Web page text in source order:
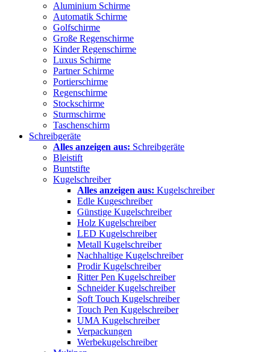
Aluminium Schirme
Automatik Schirme
Golfschirme
Große Regenschirme
Kinder Regenschirme
Luxus Schirme
Partner Schirme
Portierschirme
Regenschirme
Stockschirme
Sturmschirme
Taschenschirm
Schreibgeräte
Alles anzeigen aus: Schreibgeräte
Bleistift
Buntstifte
Kugelschreiber
Alles anzeigen aus: Kugelschreiber
Edle Kugeschreiber
Günstige Kugelschreiber
Holz Kugelschreiber
LED Kugelschreiber
Metall Kugelschreiber
Nachhaltige Kugelschreiber
Prodir Kugelschreiber
Ritter Pen Kugelschreiber
Schneider Kugelschreiber
Soft Touch Kugelschreiber
Touch Pen Kugelschreiber
UMA Kugelschreiber
Verpackungen
Werbekugelschreiber